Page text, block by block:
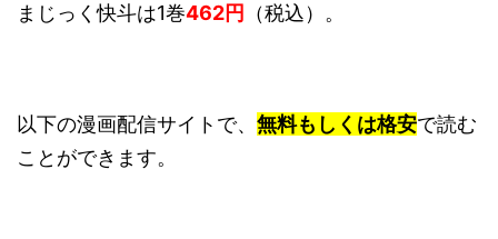
まじっく快斗は1巻462円 （税込）。
以下の漫画配信サイトで、 無料もしくは格安で読む
ことができます。